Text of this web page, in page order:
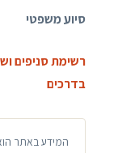
סיוע משפטי
רשימת סניפים
בדרכים
המידע באתר הוא